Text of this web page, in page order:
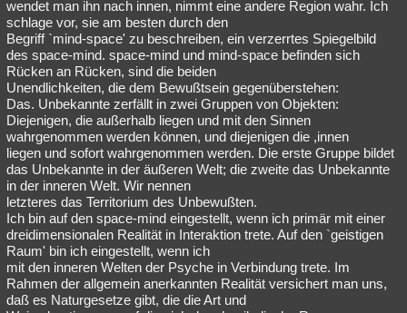
wendet man ihn nach innen, nimmt eine andere Region wahr. Ich
schlage vor, sie am besten durch den
Begriff `mind-space' zu beschreiben, ein verzerrtes Spiegelbild
des space-mind. space-mind und mind-space befinden sich
Rücken an Rücken, sind die beiden
Unendlichkeiten, die dem Bewußtsein gegenüberstehen:
Das. Unbekannte zerfällt in zwei Gruppen von Objekten:
Diejenigen, die außerhalb liegen und mit den Sinnen
wahrgenommen werden können, und diejenigen die ,innen
liegen und sofort wahrgenommen werden. Die erste Gruppe bildet
das Unbekannte in der äußeren Welt; die zweite das Unbekannte
in der inneren Welt. Wir nennen
letzteres das Territorium des Unbewußten.
Ich bin auf den space-mind eingestellt, wenn ich primär mit einer
dreidimensionalen Realität in Interaktion trete. Auf den `geistigen
Raum' bin ich eingestellt, wenn ich
mit den inneren Welten der Psyche in Verbindung trete. Im
Rahmen der allgemein anerkannten Realität versichert man uns,
daß es Naturgesetze gibt, die die Art und